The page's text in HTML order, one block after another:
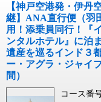
【神戸空港発・伊丹
継】ANA直行便（羽
用！添乗員同行！『
ンタルホテル』に泊
遺産を巡るインド３
ー・アグラ・ジャイ
間）
コース番